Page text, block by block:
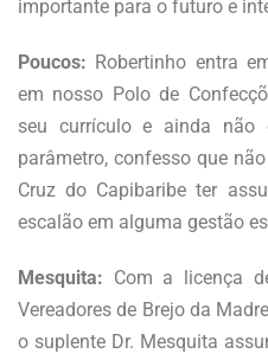
importante para o futuro e
Poucos: Robertinho entra
em nosso Polo de
seu currículo e ainda não
parâmetro, confesso que
Cruz do Capibaribe ter
escalão em alguma gestão
Mesquita: Com a licença
Vereadores de Brejo da
o suplente Dr. Mesquita